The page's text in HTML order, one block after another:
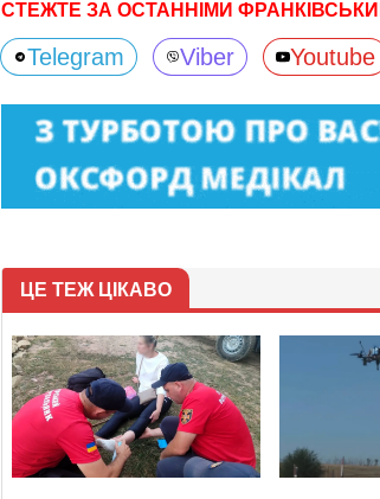
СТЕЖТЕ ЗА ОСТАННІМИ
Telegram Viber Youtube
ЦЕ ТЕЖ ЦІКАВО